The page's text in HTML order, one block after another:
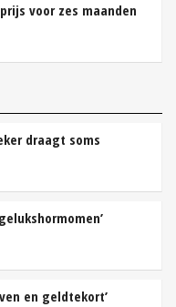
voor zes maanden
draagt soms
en geldtekort’